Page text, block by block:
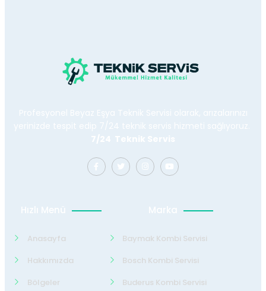
Profesyonel Beyaz Eşya Teknik Servisi olarak, arızalarınızı
yerinizde tespit edip 7/24 teknik servis hizmeti sağlıyoruz.
7/24 Teknik Servis
Hızlı Menü
Anasayfa
Hakkımızda
Bölgeler
Marka
Baymak Kombi Servisi
Bosch Kombi Servisi
Buderus Kombi Servisi